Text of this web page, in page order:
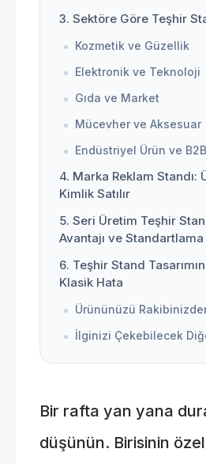
3. Sektöre Göre Teşhir
Kozmetik ve Güzellik
Elektronik ve Teknoloji
Gıda ve Market
Mücevher ve Aksesuar
Endüstriyel Ürün ve B2B
4. Marka Reklam Standı:
Kimlik Satılır
5. Seri Üretim Teşhir
Avantajı ve Standartlama
6. Teşhir Stand
Klasik Hata
Ürününüzü
İlginizi Çekebilecek
Bir rafta yan yana
düşünün. Birisinin